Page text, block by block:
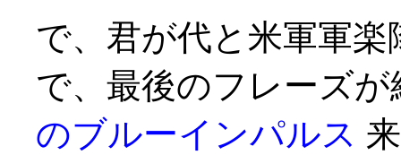
で、君が代と米軍軍
で、最後のフレーズ
のブルーインパルス